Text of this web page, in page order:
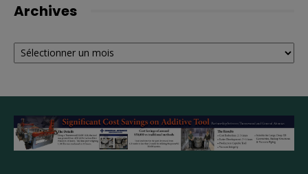
Archives
Archives